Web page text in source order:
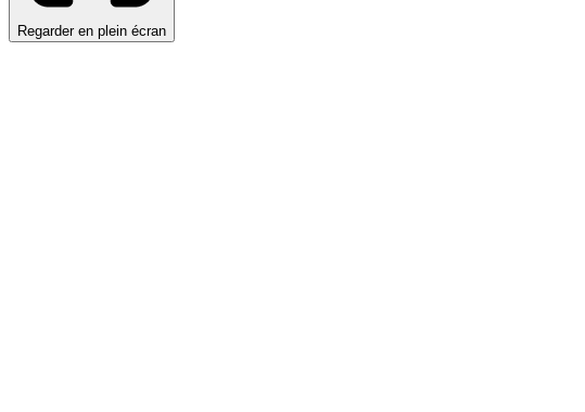
Regarder en plein écran